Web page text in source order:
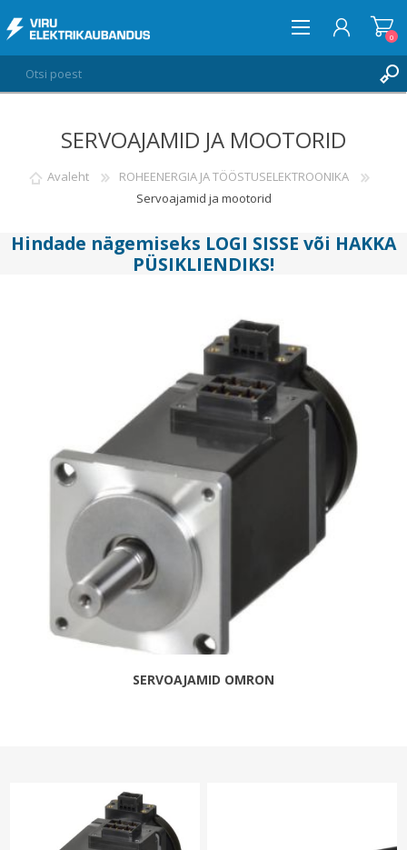
LOGI SISSE
SOOVIKORV 0
0
SERVOAJAMID JA MOOTORID
Avaleht
ROHEENERGIA JA TÖÖSTUSELEKTROONIKA
Servoajamid ja mootorid
Hindade nägemiseks LOGI SISSE või HAKKA
PÜSIKLIENDIKS!
SERVOAJAMID OMRON